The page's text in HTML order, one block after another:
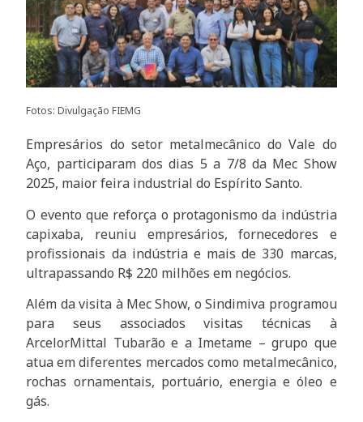
Fotos: Divulgação FIEMG
Empresários do setor metalmecânico do Vale do
Aço, participaram dos dias 5 a 7/8 da Mec Show
2025, maior feira industrial do Espírito Santo.
O evento que reforça o protagonismo da indústria
capixaba, reuniu empresários, fornecedores e
profissionais da indústria e mais de 330 marcas,
ultrapassando R$ 220 milhões em negócios.
Além da visita à Mec Show, o Sindimiva programou
para seus associados visitas técnicas à
ArcelorMittal Tubarão e a Imetame – grupo que
atua em diferentes mercados como metalmecânico,
rochas ornamentais, portuário, energia e óleo e
gás.